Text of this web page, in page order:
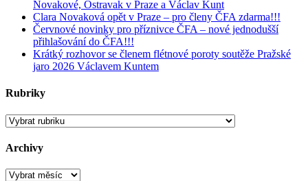
Novakové, Ostravak v Praze a Václav Kunt
Clara Novaková opět v Praze – pro členy ČFA zdarma!!!
Červnové novinky pro příznivce ČFA – nové jednodušší
přihlašování do ČFA!!!
Krátký rozhovor se členem flétnové poroty soutěže Pražské
jaro 2026 Václavem Kuntem
Rubriky
Rubriky
Archivy
Archivy